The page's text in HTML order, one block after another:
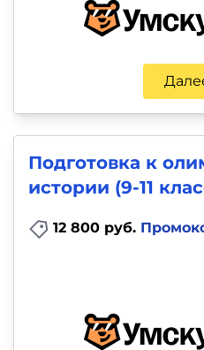
Подготовка к
истории (9-11
12 800 руб.